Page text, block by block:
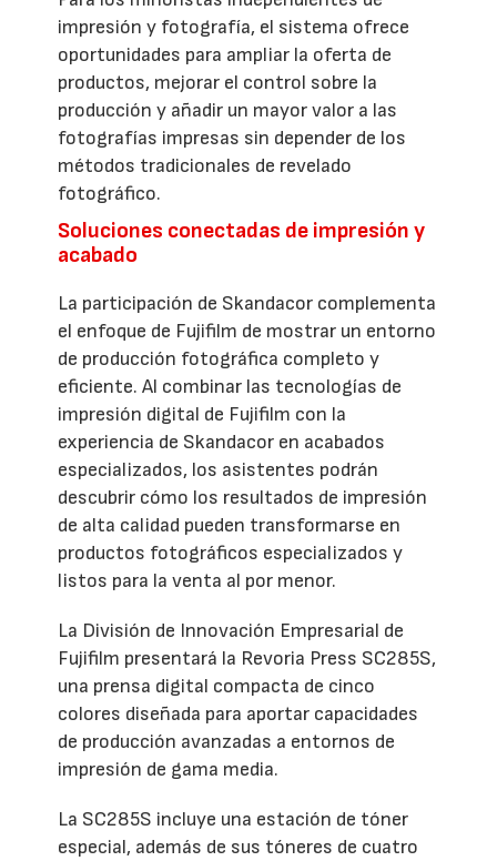
impresión y fotografía, el sistema ofrece
oportunidades para ampliar la oferta de
productos, mejorar el control sobre la
producción y añadir un mayor valor a las
fotografías impresas sin depender de los
métodos tradicionales de revelado
fotográfico.
Soluciones conectadas de impresión y
acabado
La participación de Skandacor complementa
el enfoque de Fujifilm de mostrar un entorno
de producción fotográfica completo y
eficiente. Al combinar las tecnologías de
impresión digital de Fujifilm con la
experiencia de Skandacor en acabados
especializados, los asistentes podrán
descubrir cómo los resultados de impresión
de alta calidad pueden transformarse en
productos fotográficos especializados y
listos para la venta al por menor.
La División de Innovación Empresarial de
Fujifilm presentará la Revoria Press SC285S,
una prensa digital compacta de cinco
colores diseñada para aportar capacidades
de producción avanzadas a entornos de
impresión de gama media.
La SC285S incluye una estación de tóner
especial, además de sus tóneres de cuatro